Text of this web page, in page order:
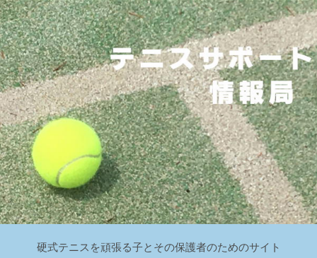
硬式テニスを頑張る子とその保護者のためのサイト